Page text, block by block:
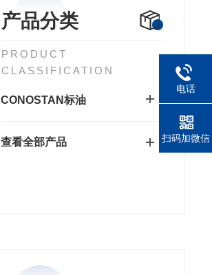
产品分类
PRODUCT
CLASSIFICATION
CONOSTAN标油
查看全部产品
电话
扫码加微信